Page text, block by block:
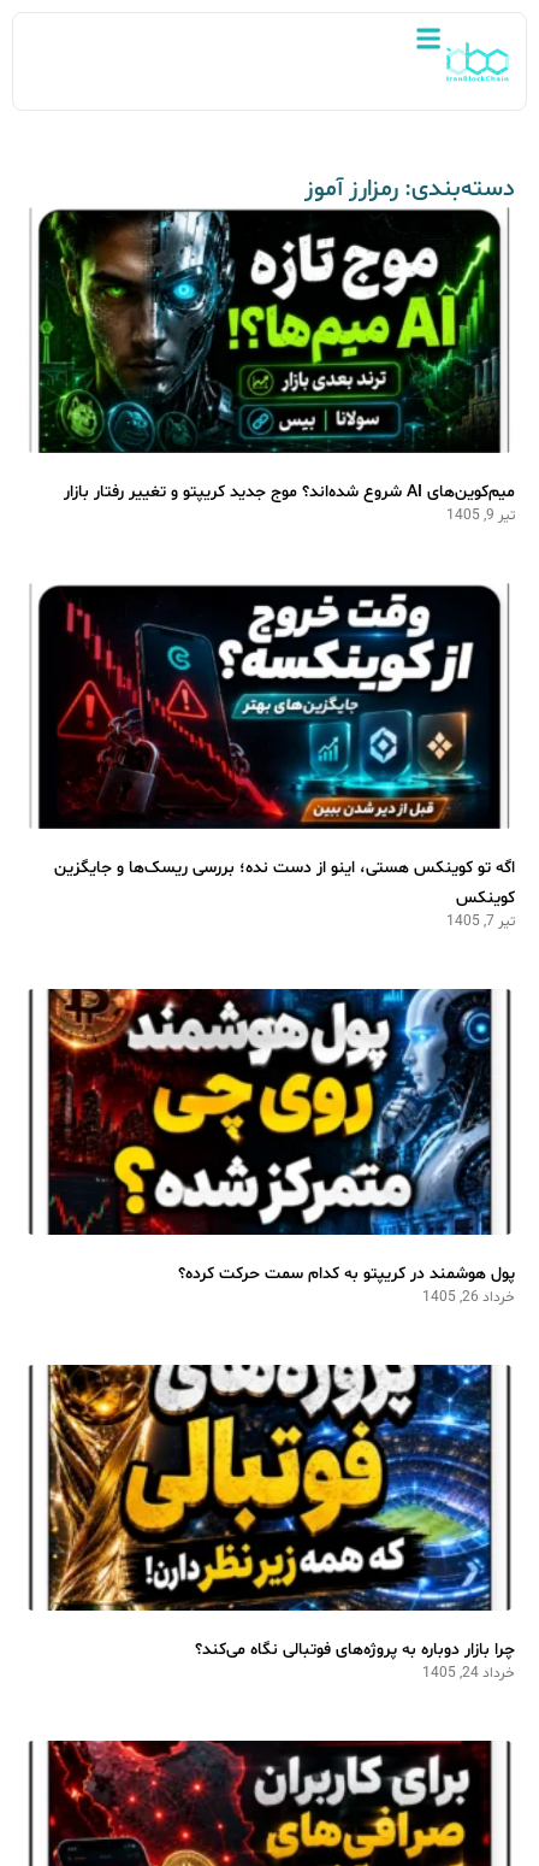
دسته‌بندی: رمزارز آموز
میم‌کوین‌های AI شروع شده‌اند؟ موج جدید کریپتو و تغییر رفتار بازار
تیر 9, 1405
اگه تو کوینکس هستی، اینو از دست نده؛ بررسی ریسک‌ها و جایگزین
کوینکس
تیر 7, 1405
پول هوشمند در کریپتو به کدام سمت حرکت کرده؟
خرداد 26, 1405
چرا بازار دوباره به پروژه‌های فوتبالی نگاه می‌کند؟
خرداد 24, 1405